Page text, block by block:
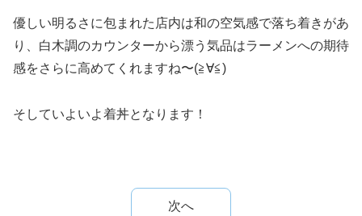
優しい明るさに包まれた店内は和の空気感で落ち着きがあ
り、白木調のカウンターから漂う気品はラーメンへの期待
感をさらに高めてくれますね〜(≧∀≦)
そしていよいよ着丼となります！
次へ